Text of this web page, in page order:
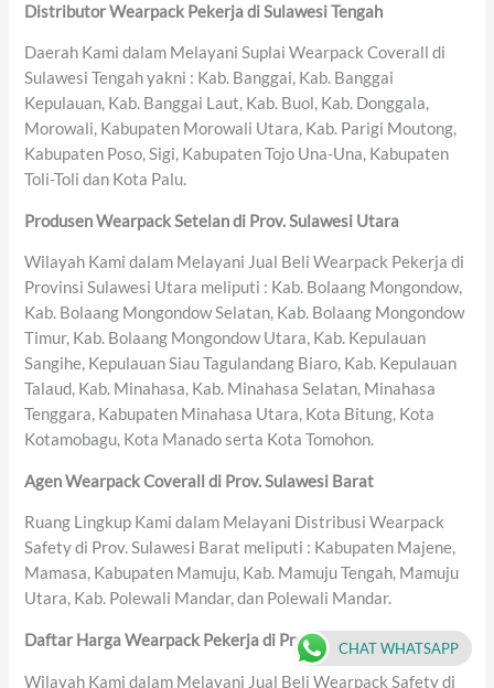
Distributor Wearpack Pekerja di Sulawesi Tengah
Daerah Kami dalam Melayani Suplai Wearpack Coverall di
Sulawesi Tengah yakni : Kab. Banggai, Kab. Banggai
Kepulauan, Kab. Banggai Laut, Kab. Buol, Kab. Donggala,
Morowali, Kabupaten Morowali Utara, Kab. Parigi Moutong,
Kabupaten Poso, Sigi, Kabupaten Tojo Una-Una, Kabupaten
Toli-Toli dan Kota Palu.
Produsen Wearpack Setelan di Prov. Sulawesi Utara
Wilayah Kami dalam Melayani Jual Beli Wearpack Pekerja di
Provinsi Sulawesi Utara meliputi : Kab. Bolaang Mongondow,
Kab. Bolaang Mongondow Selatan, Kab. Bolaang Mongondow
Timur, Kab. Bolaang Mongondow Utara, Kab. Kepulauan
Sangihe, Kepulauan Siau Tagulandang Biaro, Kab. Kepulauan
Talaud, Kab. Minahasa, Kab. Minahasa Selatan, Minahasa
Tenggara, Kabupaten Minahasa Utara, Kota Bitung, Kota
Kotamobagu, Kota Manado serta Kota Tomohon.
Agen Wearpack Coverall di Prov. Sulawesi Barat
Ruang Lingkup Kami dalam Melayani Distribusi Wearpack
Safety di Prov. Sulawesi Barat meliputi : Kabupaten Majene,
Mamasa, Kabupaten Mamuju, Kab. Mamuju Tengah, Mamuju
Utara, Kab. Polewali Mandar, dan Polewali Mandar.
Daftar Harga Wearpack Pekerja di Prov. Maluku
Wilayah Kami dalam Melayani Jual Beli Wearpack Safety di
CHAT WHATSAPP